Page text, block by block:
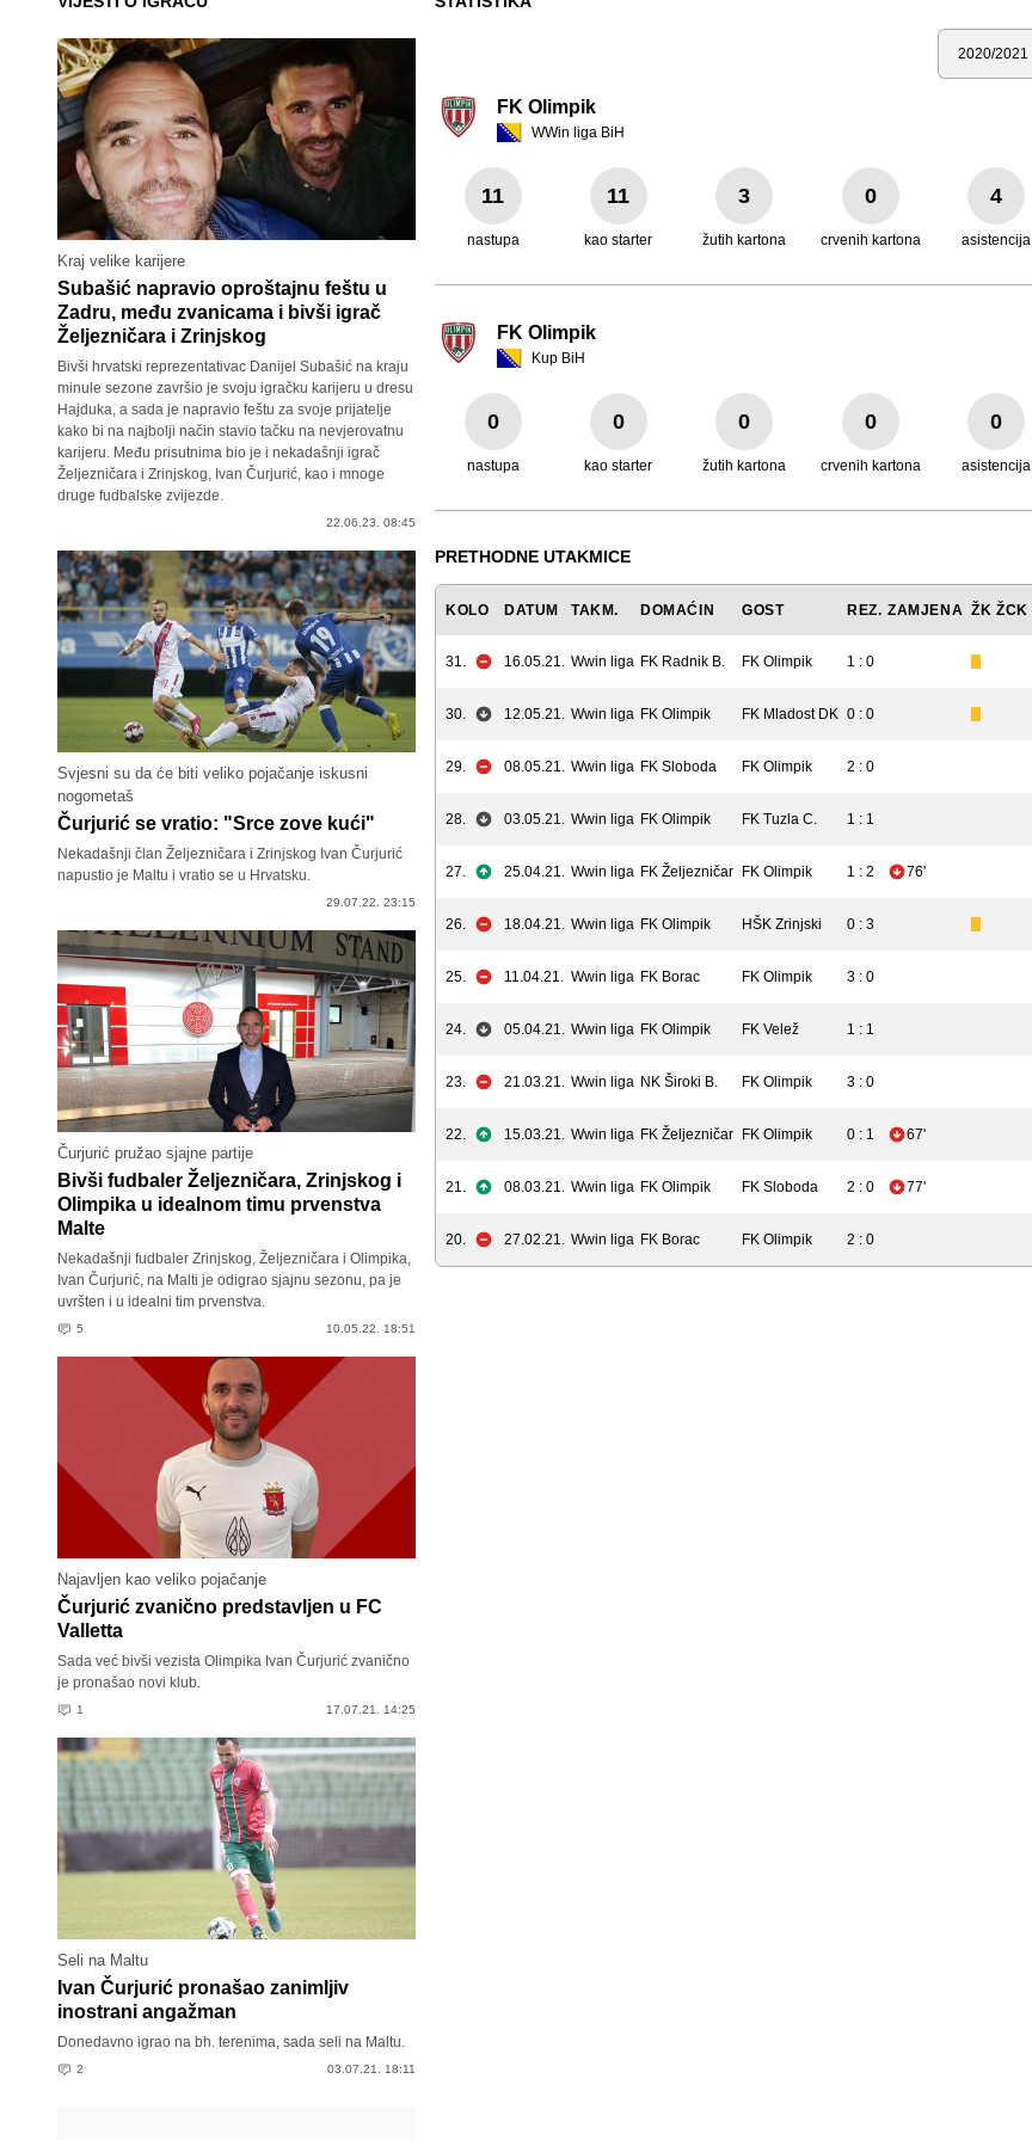
Kraj velike karijere
Subašić napravio oproštajnu feštu u
Zadru, među zvanicama i bivši igrač
Željezničara i Zrinjskog
Bivši hrvatski reprezentativac Danijel Subašić na kraju
minule sezone završio je svoju igračku karijeru u dresu
Hajduka, a sada je napravio feštu za svoje prijatelje
kako bi na najbolji način stavio tačku na nevjerovatnu
karijeru. Među prisutnima bio je i nekadašnji igrač
Željezničara i Zrinjskog, Ivan Čurjurić, kao i mnoge
druge fudbalske zvijezde.
22.06.23. 08:45
Svjesni su da će biti veliko pojačanje iskusni
nogometaš
Čurjurić se vratio: "Srce zove kući"
Nekadašnji član Željezničara i Zrinjskog Ivan Čurjurić
napustio je Maltu i vratio se u Hrvatsku.
29.07.22. 23:15
Čurjurić pružao sjajne partije
Bivši fudbaler Željezničara, Zrinjskog i
Olimpika u idealnom timu prvenstva
Malte
Nekadašnji fudbaler Zrinjskog, Željezničara i Olimpika,
Ivan Čurjurić, na Malti je odigrao sjajnu sezonu, pa je
uvršten i u idealni tim prvenstva.
5 10.05.22. 18:51
Najavljen kao veliko pojačanje
Čurjurić zvanično predstavljen u FC
Valletta
Sada već bivši vezista Olimpika Ivan Čurjurić zvanično
je pronašao novi klub.
1 17.07.21. 14:25
Seli na Maltu
Ivan Čurjurić pronašao zanimljiv
inostrani angažman
Donedavno igrao na bh. terenima, sada seli na Maltu.
2 03.07.21. 18:11
Sezona
FK Olimpik
WWin liga BiH
11
nastupa
11
kao starter
3
žutih kartona
0
crvenih kartona
4
asistencija
FK Olimpik
Kup BiH
0
nastupa
0
kao starter
0
žutih kartona
0
crvenih kartona
0
asistencija
PRETHODNE UTAKMICE
KOLO DATUM TAKM. DOMAĆIN GOST REZ. ZAMJENA ŽK ŽCK
31. 16.05.21. Wwin liga FK Radnik B. FK Olimpik 1 : 0
30. 12.05.21. Wwin liga FK Olimpik FK Mladost DK 0 : 0
29. 08.05.21. Wwin liga FK Sloboda FK Olimpik 2 : 0
28. 03.05.21. Wwin liga FK Olimpik FK Tuzla C. 1 : 1
27. 25.04.21. Wwin liga FK Željezničar FK Olimpik 1 : 2 76'
26. 18.04.21. Wwin liga FK Olimpik HŠK Zrinjski 0 : 3
25. 11.04.21. Wwin liga FK Borac FK Olimpik 3 : 0
24. 05.04.21. Wwin liga FK Olimpik FK Velež 1 : 1
23. 21.03.21. Wwin liga NK Široki B. FK Olimpik 3 : 0
22. 15.03.21. Wwin liga FK Željezničar FK Olimpik 0 : 1 67'
21. 08.03.21. Wwin liga FK Olimpik FK Sloboda 2 : 0 77'
20. 27.02.21. Wwin liga FK Borac FK Olimpik 2 : 0